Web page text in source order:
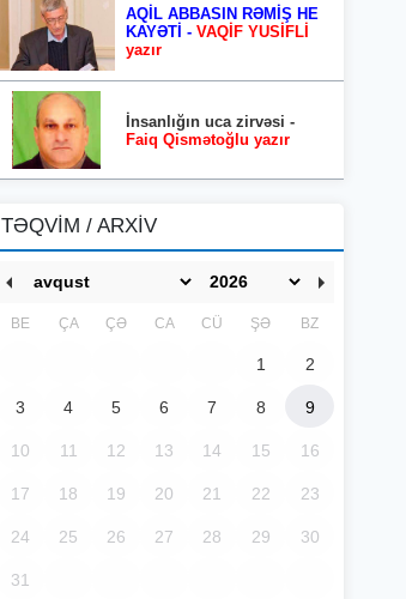
AQİL ABBASIN RƏMİŞ HE
KAYƏTİ - VAQİF YUSİFLİ
yazır
İnsanlığın uca zirvəsi -
Faiq Qismətoğlu yazır
TƏQVİM / ARXİV
BE ÇA ÇƏ CA CÜ ŞƏ BZ
1 2
3 4 5 6 7 8 9
10 11 12 13 14 15 16
17 18 19 20 21 22 23
24 25 26 27 28 29 30
31